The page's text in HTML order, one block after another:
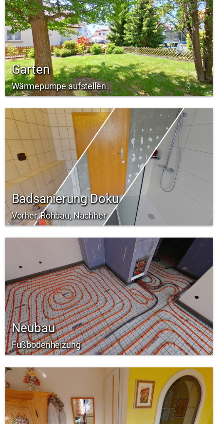
Garten
Wärmepumpe aufstellen
Badsanierung Doku
Vorher, Rohbau, Nachher
Neubau
Fußbodenheizung